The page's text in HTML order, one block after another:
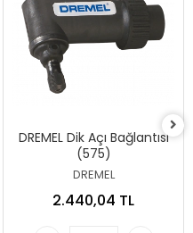
DREMEL Dik Açı Bağlantısı
(575)
DREMEL
2.440,04 TL